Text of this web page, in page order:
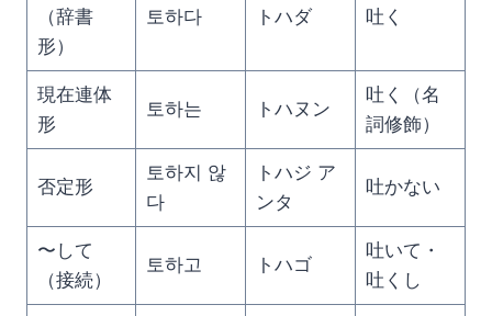
（辞書
形）
토하다 トハダ 吐く
現在連体
形
토하는 トハヌン
吐く（名
詞修飾）
否定形
토하지 않
다
トハジ ア
ンタ
吐かない
〜して
（接続）
토하고 トハゴ
吐いて・
吐くし